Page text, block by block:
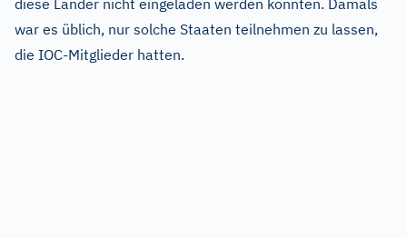
diese Länder nicht eingeladen werden konnten. Damals
war es üblich, nur solche Staaten teilnehmen zu lassen,
die IOC-Mitglieder hatten.